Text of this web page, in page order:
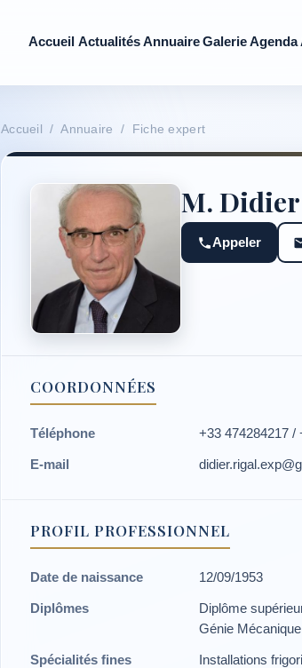
Accueil Actualités AnnuaireGalerieAgenda
Accueil / Annuaire / Fiche expert
M.
Appeler
COORDONNÉES
Téléphone +33 474284217 /
E-mail
PROFIL PROFESSIONNEL
Date de naissance 12/09/1953
Diplômes
Diplôme
Génie
Spécialités fines
Installations